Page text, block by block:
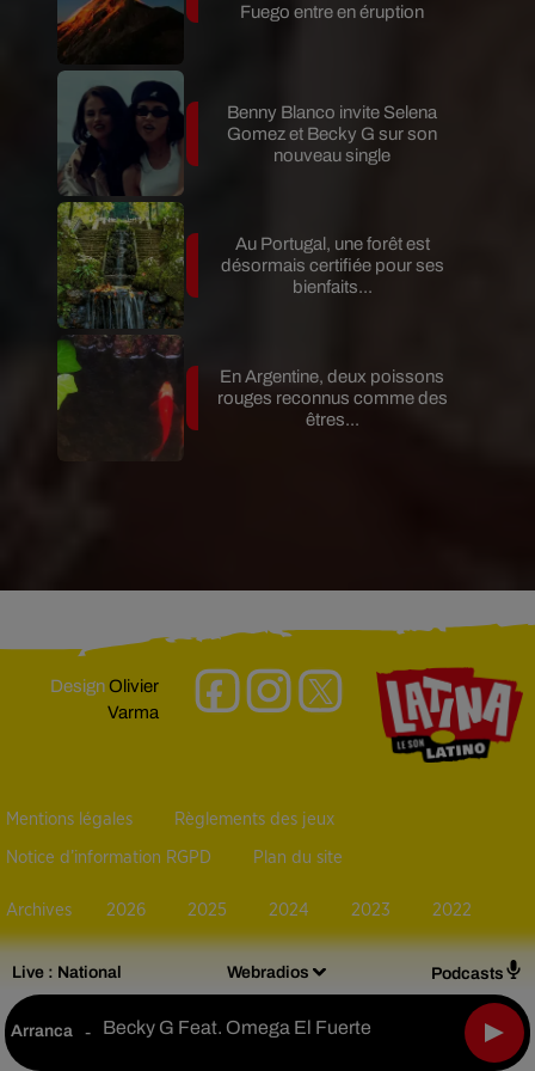
Live : National Webradios Podcasts
Arranca - Becky G Feat. Omega El Fuerte
Fuego entre en éruption
Benny Blanco invite Selena
Gomez et Becky G sur son
nouveau single
Au Portugal, une forêt est
désormais certifiée pour ses
bienfaits...
En Argentine, deux poissons
rouges reconnus comme des
êtres...
DesignOlivier
Varma
Mentions légales Règlements des jeux
Notice d’information RGPD Plan du site
Archives 2026 2025 2024 2023 2022